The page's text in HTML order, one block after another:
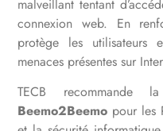
malveillant tentant
connexion web. En
protège les utilisateurs
menaces présentes sur
TECB recommande
Beemo2Beemo pour les